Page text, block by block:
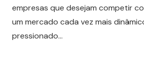
empresas que desejam competir
um mercado cada vez mais
pressionado…